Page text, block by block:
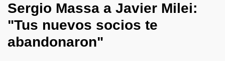
Sergio Massa a Javier Milei:
"Tus nuevos socios te
abandonaron"